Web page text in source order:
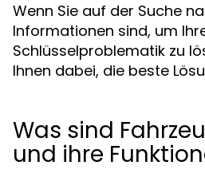
Wenn Sie auf der Suche
Informationen sind, um
Schlüsselproblematik zu
Ihnen dabei, die beste
Was sind
und ihre